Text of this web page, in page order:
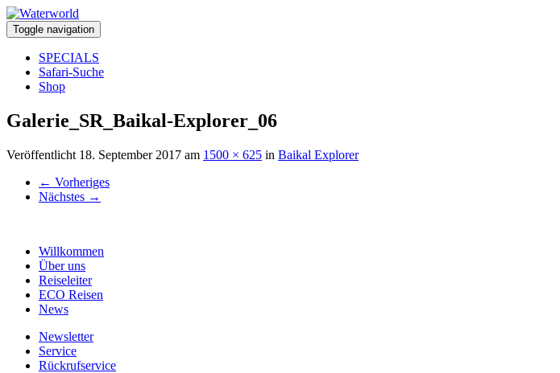
Toggle navigation
SPECIALS
Safari-Suche
Shop
Galerie_SR_Baikal-Explorer_06
Veröffentlicht 18. September 2017 am 1500 × 625 in Baikal Explorer
← Vorheriges
Nächstes →
Willkommen
Über uns
Reiseleiter
ECO Reisen
News
Newsletter
Service
Rückrufservice